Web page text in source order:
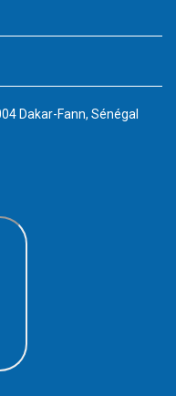
Dakar-Fann, Sénégal